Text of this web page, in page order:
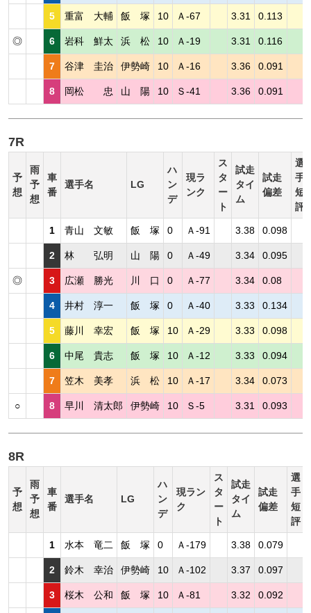
5 重富 大輔 飯 塚 10 Ａ-67 3.31 0.113
◎ 6 岩科 鮮太 浜 松 10 Ａ-19 3.31 0.116
7 谷津 圭治 伊勢崎 10 Ａ-16 3.36 0.091
8 岡松 忠 山 陽 10 Ｓ-41 3.36 0.091
7R
予
想
雨
予
想
車
番
選手名 LG
ハ
ン
デ
現ラ
ンク
ス
タ
ー
ト
試走
タイ
ム
試走
偏差
選
手
短
評
1 青山 文敏 飯 塚 0 Ａ-91 3.38 0.098
2 林 弘明 山 陽 0 Ａ-49 3.34 0.095
◎ 3 広瀬 勝光 川 口 0 Ａ-77 3.34 0.08
4 井村 淳一 飯 塚 0 Ａ-40 3.33 0.134
5 藤川 幸宏 飯 塚 10 Ａ-29 3.33 0.098
6 中尾 貴志 飯 塚 10 Ａ-12 3.33 0.094
7 笠木 美孝 浜 松 10 Ａ-17 3.34 0.073
○ 8 早川 清太郎 伊勢崎 10 Ｓ-5 3.31 0.093
8R
予
想
雨
予
想
車
番
選手名 LG
ハ
ン
デ
現ラン
ク
ス
タ
ー
ト
試走
タイ
ム
試走
偏差
選
手
短
評
1 水本 竜二 飯 塚 0 Ａ-179 3.38 0.079
2 鈴木 幸治 伊勢崎 10 Ａ-102 3.37 0.097
3 桜木 公和 飯 塚 10 Ａ-81 3.32 0.092